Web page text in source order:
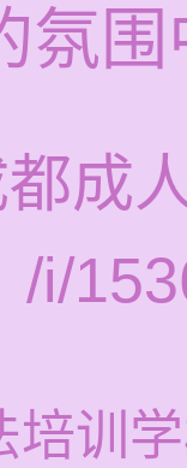
氛
成
/i/
培训